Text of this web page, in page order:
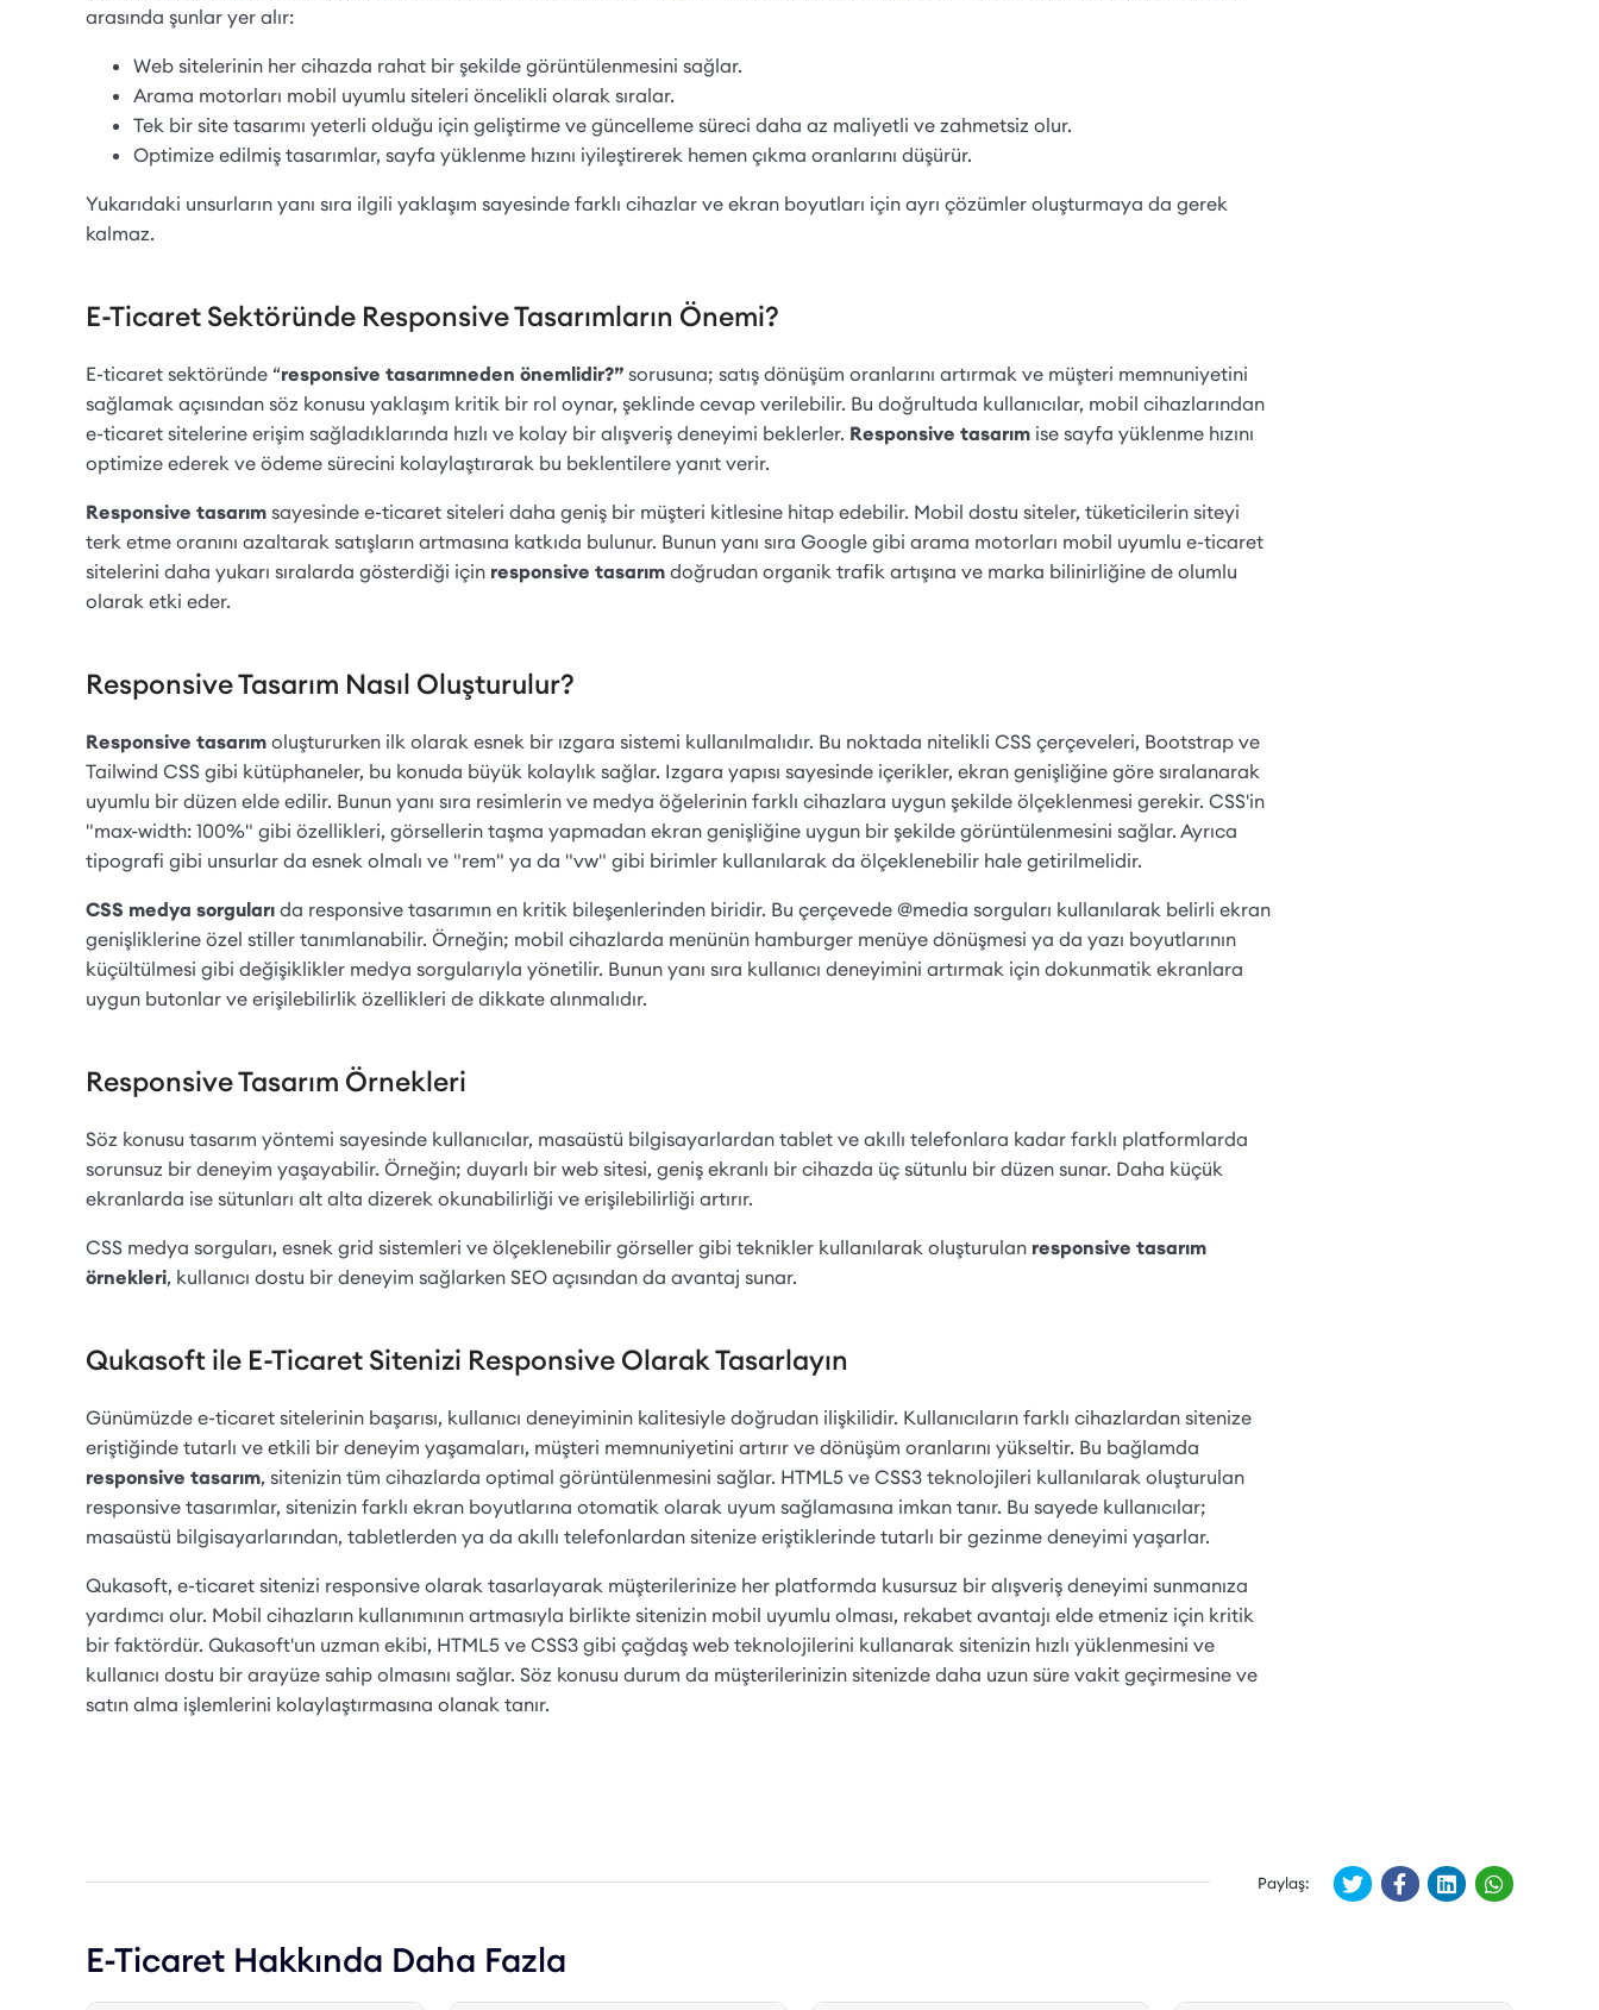
arasında şunlar yer alır:
Web sitelerinin her cihazda rahat bir şekilde görüntülenmesini sağlar.
Arama motorları mobil uyumlu siteleri öncelikli olarak sıralar.
Tek bir site tasarımı yeterli olduğu için geliştirme ve güncelleme süreci daha az maliyetli ve zahmetsiz olur.
Optimize edilmiş tasarımlar, sayfa yüklenme hızını iyileştirerek hemen çıkma oranlarını düşürür.
Yukarıdaki unsurların yanı sıra ilgili yaklaşım sayesinde farklı cihazlar ve ekran boyutları için ayrı çözümler oluşturmaya da gerek
kalmaz.
E-Ticaret Sektöründe Responsive Tasarımların Önemi?
E-ticaret sektöründe “responsive tasarımneden önemlidir?” sorusuna; satış dönüşüm oranlarını artırmak ve müşteri memnuniyetini
sağlamak açısından söz konusu yaklaşım kritik bir rol oynar, şeklinde cevap verilebilir. Bu doğrultuda kullanıcılar, mobil cihazlarından
e-ticaret sitelerine erişim sağladıklarında hızlı ve kolay bir alışveriş deneyimi beklerler. Responsive tasarım ise sayfa yüklenme hızını
optimize ederek ve ödeme sürecini kolaylaştırarak bu beklentilere yanıt verir.
Responsive tasarım sayesinde e-ticaret siteleri daha geniş bir müşteri kitlesine hitap edebilir. Mobil dostu siteler, tüketicilerin siteyi
terk etme oranını azaltarak satışların artmasına katkıda bulunur. Bunun yanı sıra Google gibi arama motorları mobil uyumlu e-ticaret
sitelerini daha yukarı sıralarda gösterdiği için responsive tasarım doğrudan organik trafik artışına ve marka bilinirliğine de olumlu
olarak etki eder.
Responsive Tasarım Nasıl Oluşturulur?
Responsive tasarım oluştururken ilk olarak esnek bir ızgara sistemi kullanılmalıdır. Bu noktada nitelikli CSS çerçeveleri, Bootstrap ve
Tailwind CSS gibi kütüphaneler, bu konuda büyük kolaylık sağlar. Izgara yapısı sayesinde içerikler, ekran genişliğine göre sıralanarak
uyumlu bir düzen elde edilir. Bunun yanı sıra resimlerin ve medya öğelerinin farklı cihazlara uygun şekilde ölçeklenmesi gerekir. CSS'in
"max-width: 100%" gibi özellikleri, görsellerin taşma yapmadan ekran genişliğine uygun bir şekilde görüntülenmesini sağlar. Ayrıca
tipografi gibi unsurlar da esnek olmalı ve "rem" ya da "vw" gibi birimler kullanılarak da ölçeklenebilir hale getirilmelidir.
CSS medya sorguları da responsive tasarımın en kritik bileşenlerinden biridir. Bu çerçevede @media sorguları kullanılarak belirli ekran
genişliklerine özel stiller tanımlanabilir. Örneğin; mobil cihazlarda menünün hamburger menüye dönüşmesi ya da yazı boyutlarının
küçültülmesi gibi değişiklikler medya sorgularıyla yönetilir. Bunun yanı sıra kullanıcı deneyimini artırmak için dokunmatik ekranlara
uygun butonlar ve erişilebilirlik özellikleri de dikkate alınmalıdır.
Responsive Tasarım Örnekleri
Söz konusu tasarım yöntemi sayesinde kullanıcılar, masaüstü bilgisayarlardan tablet ve akıllı telefonlara kadar farklı platformlarda
sorunsuz bir deneyim yaşayabilir. Örneğin; duyarlı bir web sitesi, geniş ekranlı bir cihazda üç sütunlu bir düzen sunar. Daha küçük
ekranlarda ise sütunları alt alta dizerek okunabilirliği ve erişilebilirliği artırır.
CSS medya sorguları, esnek grid sistemleri ve ölçeklenebilir görseller gibi teknikler kullanılarak oluşturulan responsive tasarım
örnekleri, kullanıcı dostu bir deneyim sağlarken SEO açısından da avantaj sunar.
Qukasoft ile E-Ticaret Sitenizi Responsive Olarak Tasarlayın
Günümüzde e-ticaret sitelerinin başarısı, kullanıcı deneyiminin kalitesiyle doğrudan ilişkilidir. Kullanıcıların farklı cihazlardan sitenize
eriştiğinde tutarlı ve etkili bir deneyim yaşamaları, müşteri memnuniyetini artırır ve dönüşüm oranlarını yükseltir. Bu bağlamda
responsive tasarım, sitenizin tüm cihazlarda optimal görüntülenmesini sağlar. HTML5 ve CSS3 teknolojileri kullanılarak oluşturulan
responsive tasarımlar, sitenizin farklı ekran boyutlarına otomatik olarak uyum sağlamasına imkan tanır. Bu sayede kullanıcılar;
masaüstü bilgisayarlarından, tabletlerden ya da akıllı telefonlardan sitenize eriştiklerinde tutarlı bir gezinme deneyimi yaşarlar.
Qukasoft, e-ticaret sitenizi responsive olarak tasarlayarak müşterilerinize her platformda kusursuz bir alışveriş deneyimi sunmanıza
yardımcı olur. Mobil cihazların kullanımının artmasıyla birlikte sitenizin mobil uyumlu olması, rekabet avantajı elde etmeniz için kritik
bir faktördür. Qukasoft'un uzman ekibi, HTML5 ve CSS3 gibi çağdaş web teknolojilerini kullanarak sitenizin hızlı yüklenmesini ve
kullanıcı dostu bir arayüze sahip olmasını sağlar. Söz konusu durum da müşterilerinizin sitenizde daha uzun süre vakit geçirmesine ve
satın alma işlemlerini kolaylaştırmasına olanak tanır.
Paylaş:
E-Ticaret Hakkında Daha Fazla